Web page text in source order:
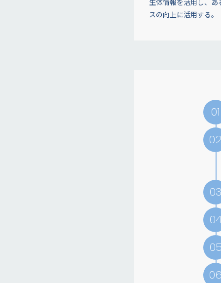
生体情報を活用し、
スの向上に活用する。
01
03